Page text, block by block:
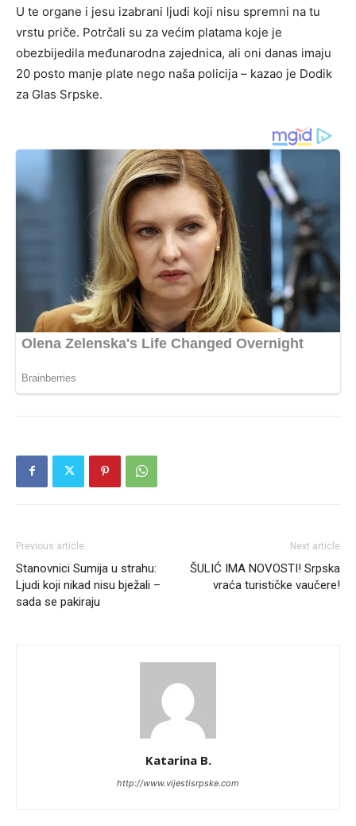
U te organe i jesu izabrani ljudi koji nisu spremni na tu
vrstu priče. Potrčali su za većim platama koje je
obezbijedila međunarodna zajednica, ali oni danas imaju
20 posto manje plate nego naša policija – kazao je Dodik
za Glas Srpske.
Previous article
Stanovnici Sumija u strahu:
Ljudi koji nikad nisu bježali –
sada se pakiraju
Next article
ŠULIĆ IMA NOVOSTI! Srpska
vraća turističke vaučere!
Katarina B.
http://www.vijestisrpske.com